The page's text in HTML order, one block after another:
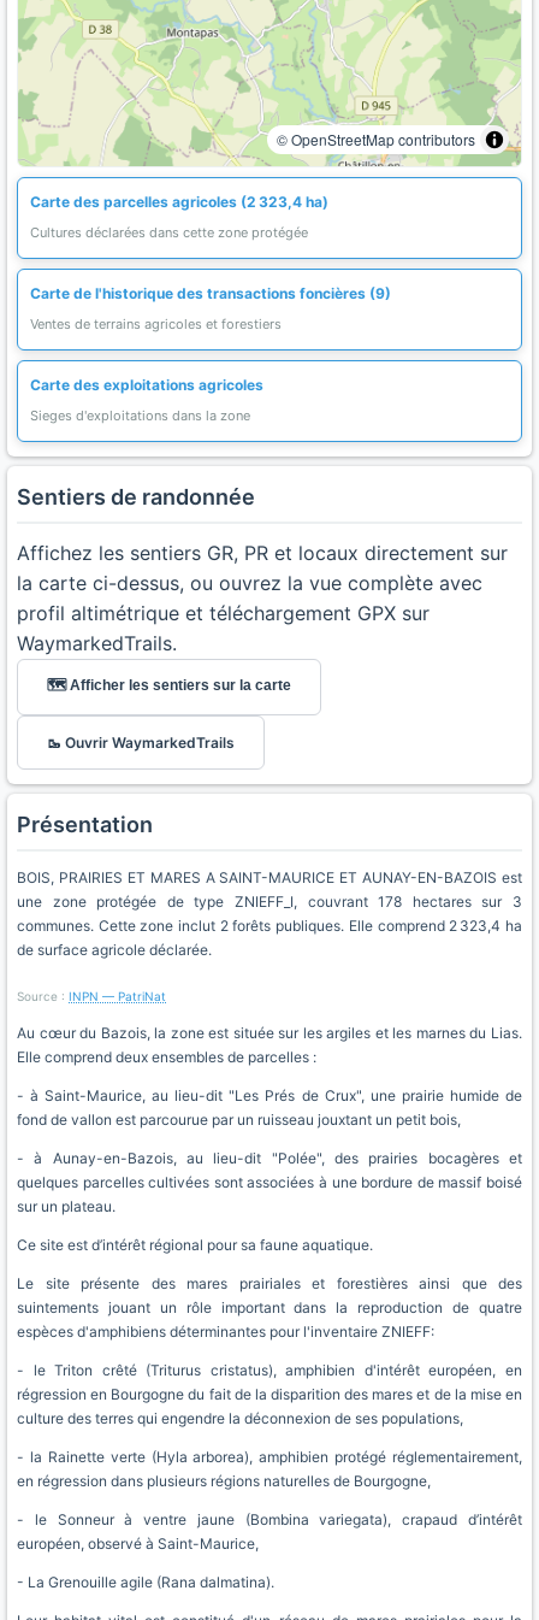
© OpenStreetMap contributors
Carte des parcelles agricoles (2 323,4 ha)
Cultures déclarées dans cette zone protégée
Carte de l'historique des transactions foncières (9)
Ventes de terrains agricoles et forestiers
Carte des exploitations agricoles
Sieges d'exploitations dans la zone
Sentiers de randonnée
Affichez les sentiers GR, PR et locaux directement sur
la carte ci-dessus, ou ouvrez la vue complète avec
profil altimétrique et téléchargement GPX sur
WaymarkedTrails.
🗺️ Afficher les sentiers sur la carte
🥾 Ouvrir WaymarkedTrails
Présentation
BOIS, PRAIRIES ET MARES A SAINT-MAURICE ET AUNAY-EN-BAZOIS est
une zone protégée de type ZNIEFF_I, couvrant 178 hectares sur 3
communes. Cette zone inclut 2 forêts publiques. Elle comprend 2 323,4 ha
de surface agricole déclarée.
Source : INPN — PatriNat
Au cœur du Bazois, la zone est située sur les argiles et les marnes du Lias.
Elle comprend deux ensembles de parcelles :
- à Saint-Maurice, au lieu-dit "Les Prés de Crux", une prairie humide de
fond de vallon est parcourue par un ruisseau jouxtant un petit bois,
- à Aunay-en-Bazois, au lieu-dit "Polée", des prairies bocagères et
quelques parcelles cultivées sont associées à une bordure de massif boisé
sur un plateau.
Ce site est d’intérêt régional pour sa faune aquatique.
Le site présente des mares prairiales et forestières ainsi que des
suintements jouant un rôle important dans la reproduction de quatre
espèces d'amphibiens déterminantes pour l'inventaire ZNIEFF:
- le Triton crêté (Triturus cristatus), amphibien d'intérêt européen, en
régression en Bourgogne du fait de la disparition des mares et de la mise en
culture des terres qui engendre la déconnexion de ses populations,
- la Rainette verte (Hyla arborea), amphibien protégé réglementairement,
en régression dans plusieurs régions naturelles de Bourgogne,
- le Sonneur à ventre jaune (Bombina variegata), crapaud d’intérêt
européen, observé à Saint-Maurice,
- La Grenouille agile (Rana dalmatina).